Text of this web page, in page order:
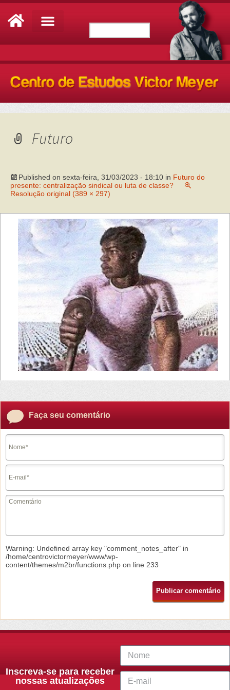
Futuro
Published on sexta-feira, 31/03/2023 - 18:10 in Futuro do
presente: centralização sindical ou luta de classe?
Resolução original (389 × 297)
Faça seu comentário
Warning: Undefined array key "comment_notes_after" in
/home/centrovictormeyer/www/wp-
content/themes/m2br/functions.php on line 233
Inscreva-se para receber
nossas atualizações